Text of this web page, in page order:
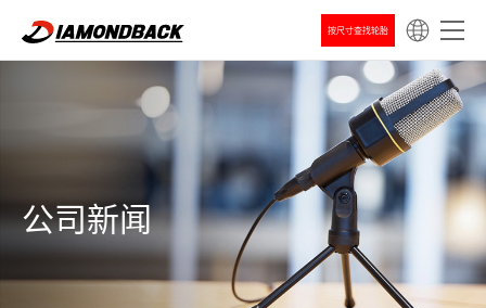
按尺寸查找轮胎
公司新闻